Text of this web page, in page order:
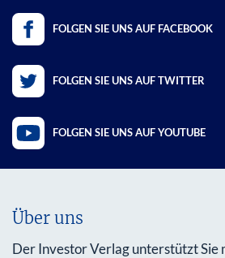
FOLGEN SIE UNS AUF FACEBOOK
FOLGEN SIE UNS AUF TWITTER
FOLGEN SIE UNS AUF YOUTUBE
Über uns
Der Investor Verlag unterstützt Sie